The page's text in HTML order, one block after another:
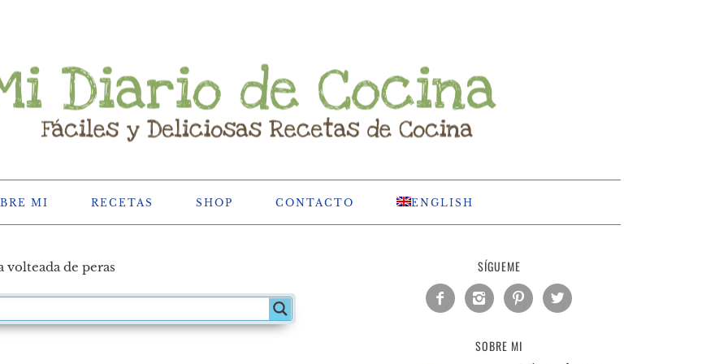
MI RECETAS SHOP CONTACTO ENGLISH
volteada de peras SÍGUEME
   
SOBRE MI